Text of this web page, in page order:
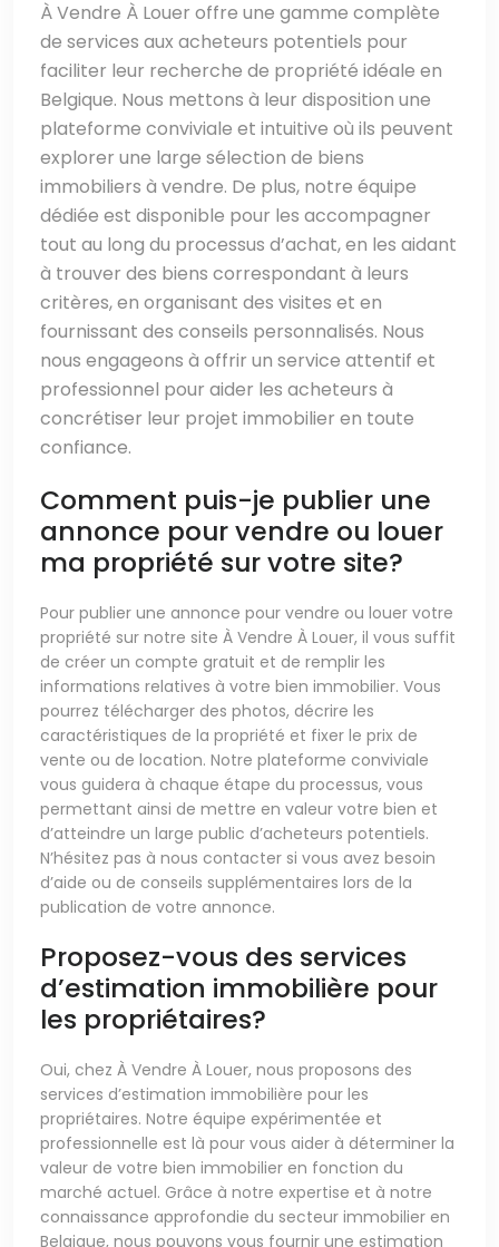
À Vendre À Louer offre une gamme complète
de services aux acheteurs potentiels pour
faciliter leur recherche de propriété idéale en
Belgique. Nous mettons à leur disposition une
plateforme conviviale et intuitive où ils peuvent
explorer une large sélection de biens
immobiliers à vendre. De plus, notre équipe
dédiée est disponible pour les accompagner
tout au long du processus d’achat, en les aidant
à trouver des biens correspondant à leurs
critères, en organisant des visites et en
fournissant des conseils personnalisés. Nous
nous engageons à offrir un service attentif et
professionnel pour aider les acheteurs à
concrétiser leur projet immobilier en toute
confiance.
Comment puis-je publier une
annonce pour vendre ou louer
ma propriété sur votre site?
Pour publier une annonce pour vendre ou louer votre
propriété sur notre site À Vendre À Louer, il vous suffit
de créer un compte gratuit et de remplir les
informations relatives à votre bien immobilier. Vous
pourrez télécharger des photos, décrire les
caractéristiques de la propriété et fixer le prix de
vente ou de location. Notre plateforme conviviale
vous guidera à chaque étape du processus, vous
permettant ainsi de mettre en valeur votre bien et
d’atteindre un large public d’acheteurs potentiels.
N’hésitez pas à nous contacter si vous avez besoin
d’aide ou de conseils supplémentaires lors de la
publication de votre annonce.
Proposez-vous des services
d’estimation immobilière pour
les propriétaires?
Oui, chez À Vendre À Louer, nous proposons des
services d’estimation immobilière pour les
propriétaires. Notre équipe expérimentée et
professionnelle est là pour vous aider à déterminer la
valeur de votre bien immobilier en fonction du
marché actuel. Grâce à notre expertise et à notre
connaissance approfondie du secteur immobilier en
Belgique, nous pouvons vous fournir une estimation